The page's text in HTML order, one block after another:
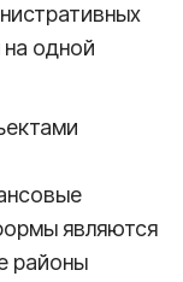
одной
являются
районы